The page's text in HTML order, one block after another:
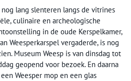
lang slenteren langs de vitrines
culinaire en archeologische
in de oude Kerspelkamer,
Weesperkarspel vergaderde, is nog
Museum Weesp is van dinsdag tot
geopend voor bezoek. En daarna
Weesper mop en een glas